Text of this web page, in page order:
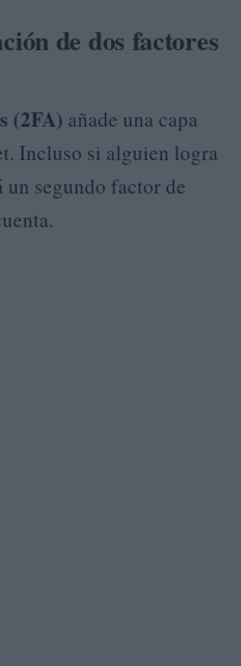
de dos factores
(2FA) añade una capa
Incluso si alguien logra
un segundo factor de